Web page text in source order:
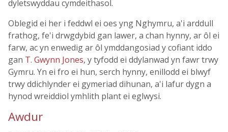
dyletswyddau cymdeithasol.
Oblegid ei her i feddwl ei oes yng Nghymru, a'i arddull
frathog, fe'i drwgdybid gan lawer, a chan hynny, ar ôl ei
farw, ac yn enwedig ar ôl ymddangosiad y cofiant iddo
gan T. Gwynn Jones, y tyfodd ei ddylanwad yn fawr trwy
Gymru. Yn ei fro ei hun, serch hynny, enillodd ei blwyf
trwy ddichlynder ei gymeriad dihunan, a'i lafur dygn a
hynod wreiddiol ymhlith plant ei eglwysi.
Awdur